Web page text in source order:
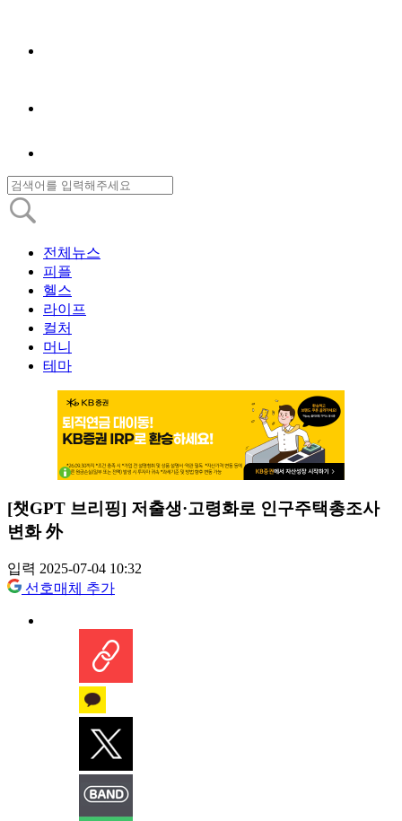
전체뉴스
피플
헬스
라이프
컬처
머니
테마
[챗GPT 브리핑] 저출생·고령화로 인구주택총조사
변화 外
입력 2025-07-04 10:32
선호매체 추가